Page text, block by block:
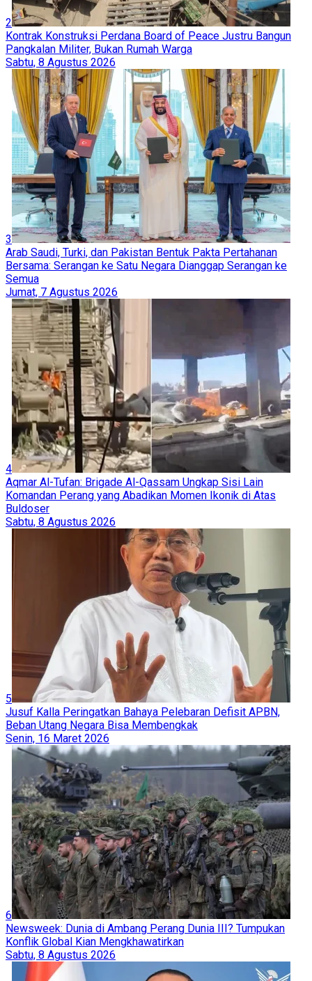
2
Kontrak Konstruksi Perdana Board of Peace Justru Bangun
Pangkalan Militer, Bukan Rumah Warga
Sabtu, 8 Agustus 2026
3
Arab Saudi, Turki, dan Pakistan Bentuk Pakta Pertahanan
Bersama: Serangan ke Satu Negara Dianggap Serangan ke
Semua
Jumat, 7 Agustus 2026
4
Aqmar Al-Tufan: Brigade Al-Qassam Ungkap Sisi Lain
Komandan Perang yang Abadikan Momen Ikonik di Atas
Buldoser
Sabtu, 8 Agustus 2026
5
Jusuf Kalla Peringatkan Bahaya Pelebaran Defisit APBN,
Beban Utang Negara Bisa Membengkak
Senin, 16 Maret 2026
6
Newsweek: Dunia di Ambang Perang Dunia III? Tumpukan
Konflik Global Kian Mengkhawatirkan
Sabtu, 8 Agustus 2026